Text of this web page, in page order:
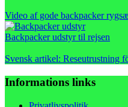
Video af gode backpacker
Backpacker udstyr til rejsen
Svensk artikel: Reseutrustning
Informations links